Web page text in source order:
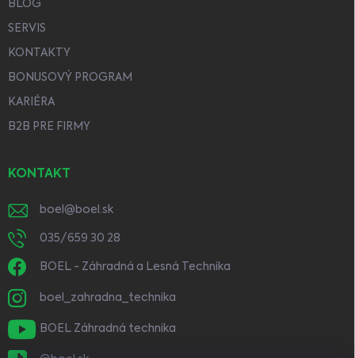
BLOG
SERVIS
KONTAKTY
BONUSOVÝ PROGRAM
KARIÉRA
B2B PRE FIRMY
KONTAKT
boel @ boel.sk
035/659 30 28
BOEL - Záhradná a Lesná Technika
boel_zahradna_technika
BOEL Záhradná technika